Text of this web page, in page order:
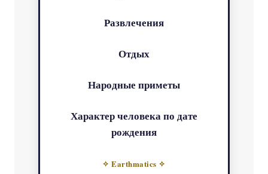
Развлечения
Отдых
Народные приметы
Характер человека по дате
рождения
✧ Earthmatics ✧